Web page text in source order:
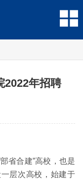
2022年招聘
省合建”高校，也是
层次高校，始建于